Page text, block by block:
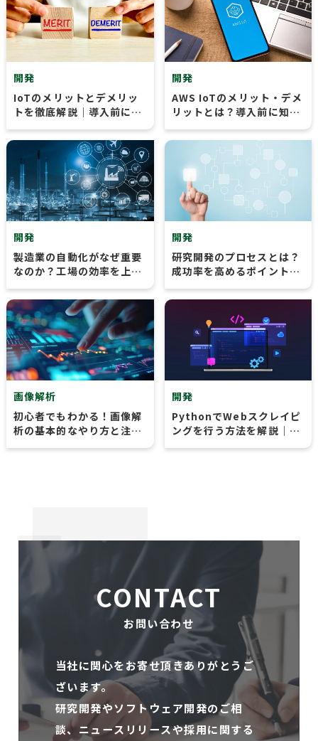
開発
IoTのメリットとデメリッ
トを徹底解説｜導入前に知
っておきたいポイント
開発
AWS IoTのメリット・デメ
リットとは？導入前に知っ
ておくべきポイント
開発
製造業の自動化がなぜ重要
なのか？工場の効率を上げ
る方法・事例を紹介
開発
研究開発のプロセスとは？
成功率を高めるポイントを
紹介
画像解析
初心者でもわかる！画像解
析の基本的なやり方と注意
点
開発
PythonでWebスクレイピ
ングを行う方法を解説｜安
全に実施するポイントは？
CONTACT
お問い合わせ
当社に関心をお寄せ頂きありがとうご
ざいます。
研究開発やソフトウェア開発のご相
談、ニュースリリースや採用に関する